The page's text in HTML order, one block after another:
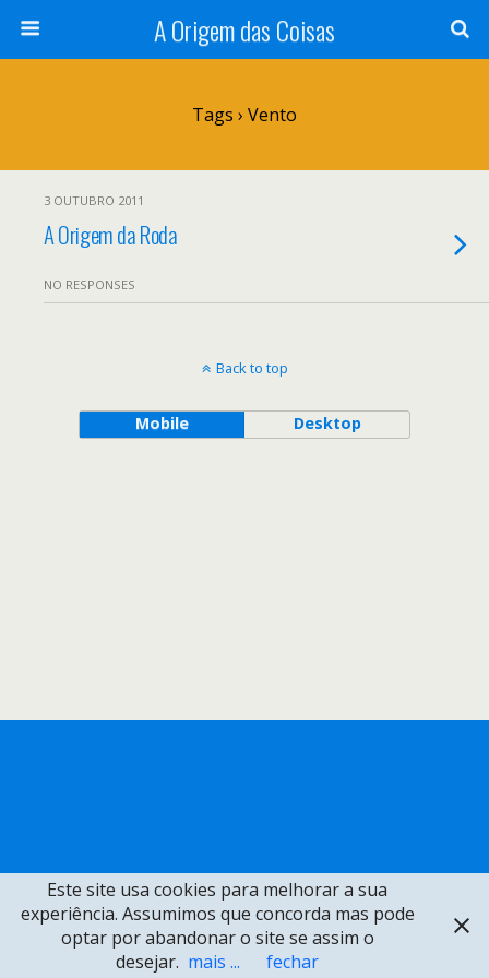
A Origem das Coisas
Tags › Vento
3 OUTUBRO 2011
A Origem da Roda
NO RESPONSES
Back to top
Mobile Desktop
Este site usa cookies para melhorar a sua
experiência. Assumimos que concorda mas pode
optar por abandonar o site se assim o
desejar. mais ... fechar